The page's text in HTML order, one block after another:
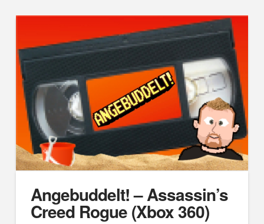
Angebuddelt! – Assassin’s
Creed Rogue (Xbox 360)